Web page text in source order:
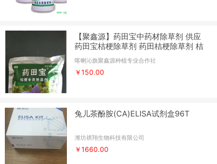
【聚鑫源】药田宝中药材除草剂 供应
药田宝桔梗除草剂 药田桔梗除草剂 桔
梗专用除草剂 药材除草剂 中药材除草
剂生产厂家
喀喇沁旗聚鑫源种植专业合作社
￥150.00
兔儿茶酚胺(CA)ELISA试剂盒96T
潍坊祺翔生物科技有限公司
￥1660.00